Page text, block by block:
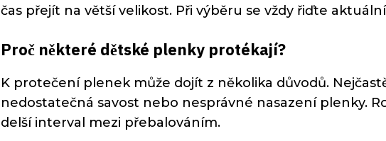
čas přejít na větší velikost. Při výběru se vždy řiďte
Proč některé dětské plenky protékají?
K protečení plenek může dojít z několika důvodů.
nedostatečná savost nebo nesprávné nasazení plenky.
delší interval mezi přebalováním.